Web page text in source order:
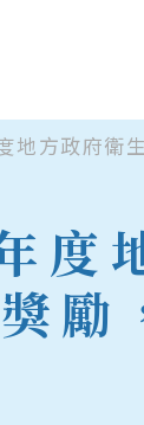
地方政府衛
度
勵